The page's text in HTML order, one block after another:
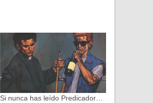
Si nunca has leído Predicador…